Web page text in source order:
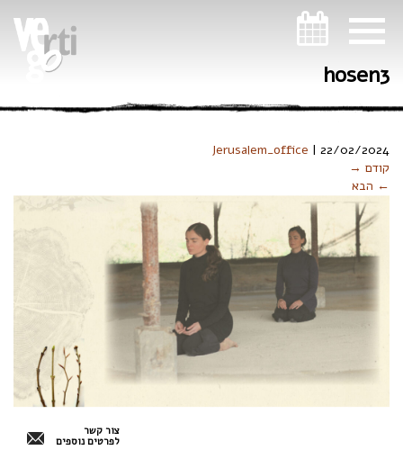
hosen3
Jerusalem_office | 22/02/2024
קודם →
← הבא
צור קשר
לפרטים נוספים